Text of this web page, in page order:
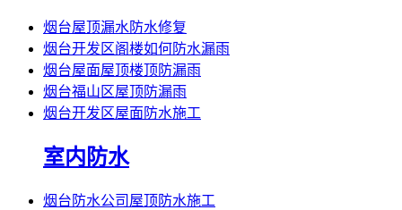
烟台屋顶漏水防水修复
烟台开发区阁楼如何防水漏雨
烟台屋面屋顶楼顶防漏雨
烟台福山区屋顶防漏雨
烟台开发区屋面防水施工
室内防水
烟台防水公司屋顶防水施工